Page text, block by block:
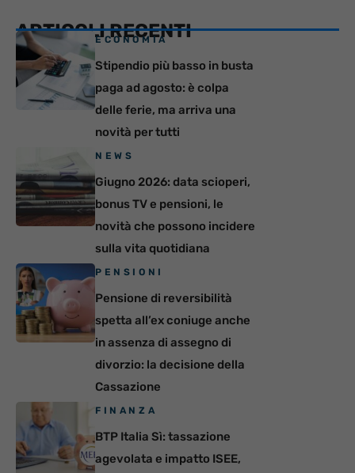
ARTICOLI RECENTI
ECONOMIA
Stipendio più basso in busta
paga ad agosto: è colpa
delle ferie, ma arriva una
novità per tutti
NEWS
Giugno 2026: data scioperi,
bonus TV e pensioni, le
novità che possono incidere
sulla vita quotidiana
PENSIONI
Pensione di reversibilità
spetta all’ex coniuge anche
in assenza di assegno di
divorzio: la decisione della
Cassazione
FINANZA
BTP Italia Sì: tassazione
agevolata e impatto ISEE,